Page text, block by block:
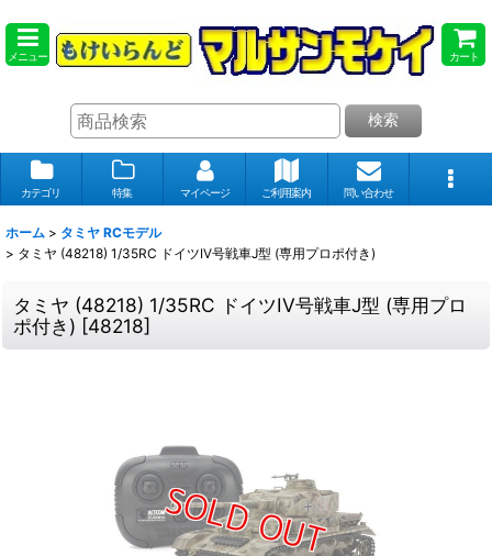
メニュー カート
検索
カテゴリ 特集 マイページ ご利用案内 問い合わせ
ホーム > タミヤ RCモデル
> タミヤ (48218) 1/35RC ドイツIV号戦車J型 (専用プロポ付き)
タミヤ (48218) 1/35RC ドイツIV号戦車J型 (専用プロ
ポ付き) [48218]